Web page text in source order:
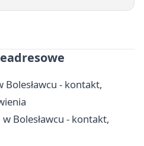
Bolesławcu - kontakt,
Bolesławcu - kontakt,